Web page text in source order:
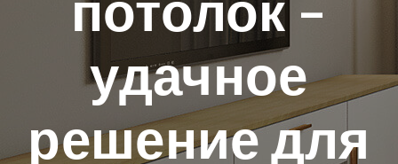
удачное
решение для